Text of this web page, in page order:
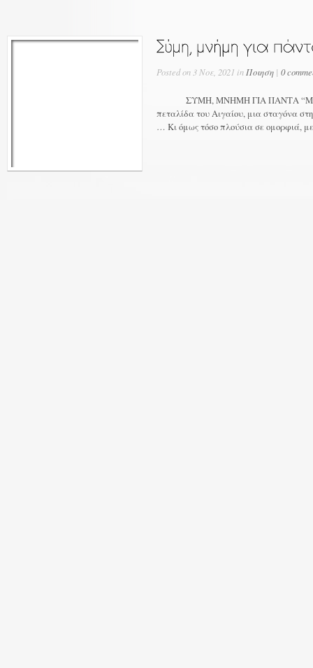
Posted on 3 Νοε, 2021 in Ποιηση | 0
ΣΥΜΗ, ΜΝΗΜΗ ΓΙΑ ΠΑΝΤΑ “Μια
πεταλίδα του Αιγαίου, μια σταγόνα
… Κι όμως τόσο πλούσια σε ομορφιά,